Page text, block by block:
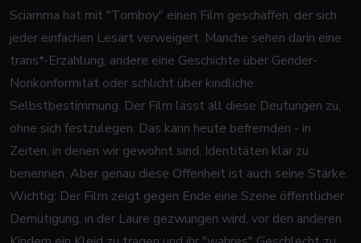
Sciamma hat mit "Tomboy" einen Film geschaffen, der sich
jeder einfachen Lesart verweigert. Manche sehen darin eine
trans*-Erzählung, andere eine Geschichte über Gender-
Nonkonformität oder schlicht über kindliche
Selbstbestimmung. Der Film lässt all diese Deutungen zu,
ohne sich festzulegen. Das kann heute befremden - in
Zeiten, in denen wir gewohnt sind, Identitäten klar zu
benennen. Aber genau diese Offenheit ist auch seine Stärke.
Wichtig: Der Film zeigt gegen Ende eine Szene öffentlicher
Demütigung, in der Laure gezwungen wird, vor den anderen